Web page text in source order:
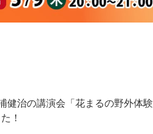
治の講演会「花まるの野外体
！